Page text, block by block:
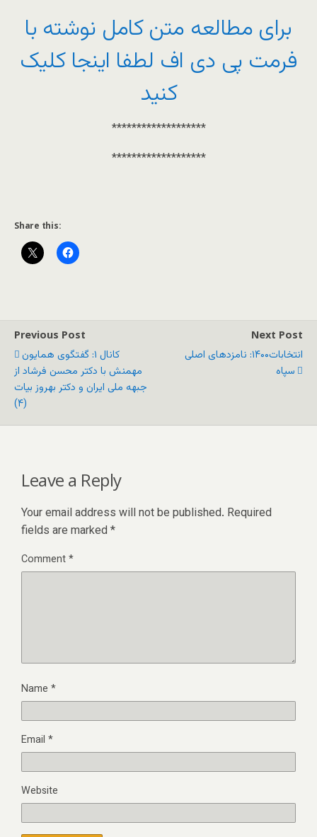
برای مطالعه متن کامل نوشته با
فرمت پی دی اف لطفا اینجا کلیک
کنید
*******************
*******************
Share this:
Previous Post
کانال ۱: گفتگوی همایون
مهمنش با دکتر محسن فرشاد از
جبهه ملی ایران و دکتر بهروز بیات
(۴)
Next Post
انتخابات۱۴۰۰: نامزدهای اصلی
سپاه
Leave a Reply
Your email address will not be published. Required
fields are marked *
Comment*
Name *
Email *
Website